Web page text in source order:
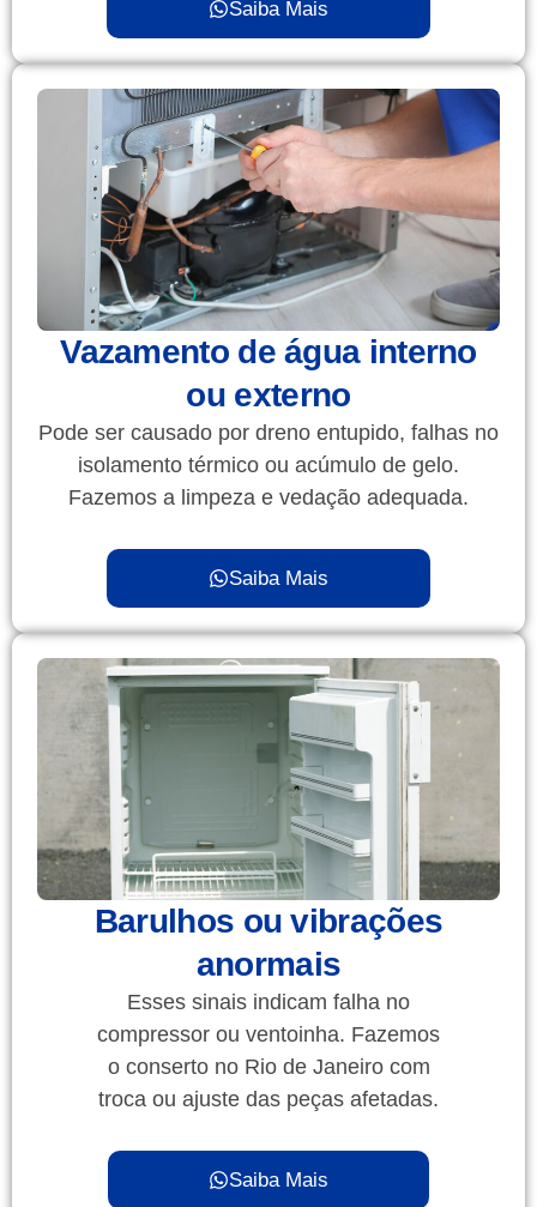
Saiba Mais
Vazamento de água interno
ou externo
Pode ser causado por dreno entupido, falhas no
isolamento térmico ou acúmulo de gelo.
Fazemos a limpeza e vedação adequada.
Saiba Mais
Barulhos ou vibrações
anormais
Esses sinais indicam falha no
compressor ou ventoinha. Fazemos
o conserto no Rio de Janeiro com
troca ou ajuste das peças afetadas.
Saiba Mais